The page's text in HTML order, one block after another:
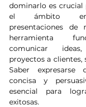
dominarlo es crucial
el ámbito
presentaciones de
herramienta
comunicar
proyectos a clientes,
Saber expresarse
concisa y
esencial para
exitosas.